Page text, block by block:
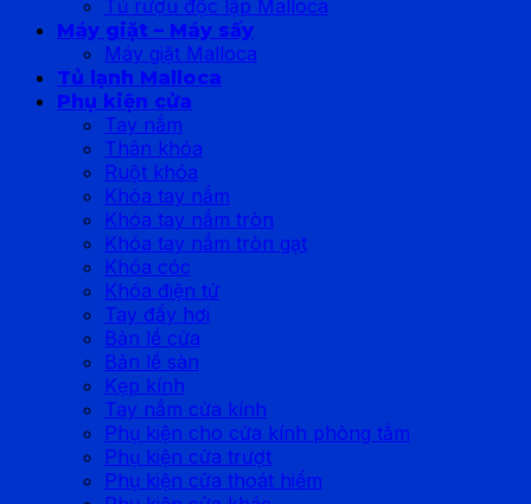
Tủ rượu độc lập Malloca
Máy giặt – Máy sấy
Máy giặt Malloca
Tủ lạnh Malloca
Phụ kiện cửa
Tay nắm
Thân khóa
Ruột khóa
Khóa tay nắm
Khóa tay nắm tròn
Khóa tay nắm tròn gạt
Khóa cóc
Khóa điện tử
Tay đẩy hơi
Bản lề cửa
Bản lề sàn
Kẹp kính
Tay nắm cửa kính
Phụ kiện cho cửa kính phòng tắm
Phụ kiện cửa trượt
Phụ kiện cửa thoát hiểm